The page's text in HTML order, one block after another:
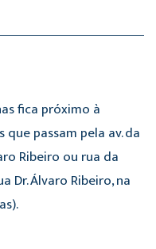
fica próximo à
que passam pela av. da
Ribeiro ou rua da
Dr. Álvaro Ribeiro, na